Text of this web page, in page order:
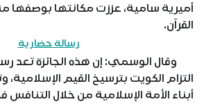
أميرية سامية، عززت مكانتها بوصفها
القرآن.
رسالة حضارية
وقال الوسمي: إن هذه الجائزة تعد
التزام الكويت بترسيخ القيم الإسلامية،
أبناء الأمة الإسلامية من خلال